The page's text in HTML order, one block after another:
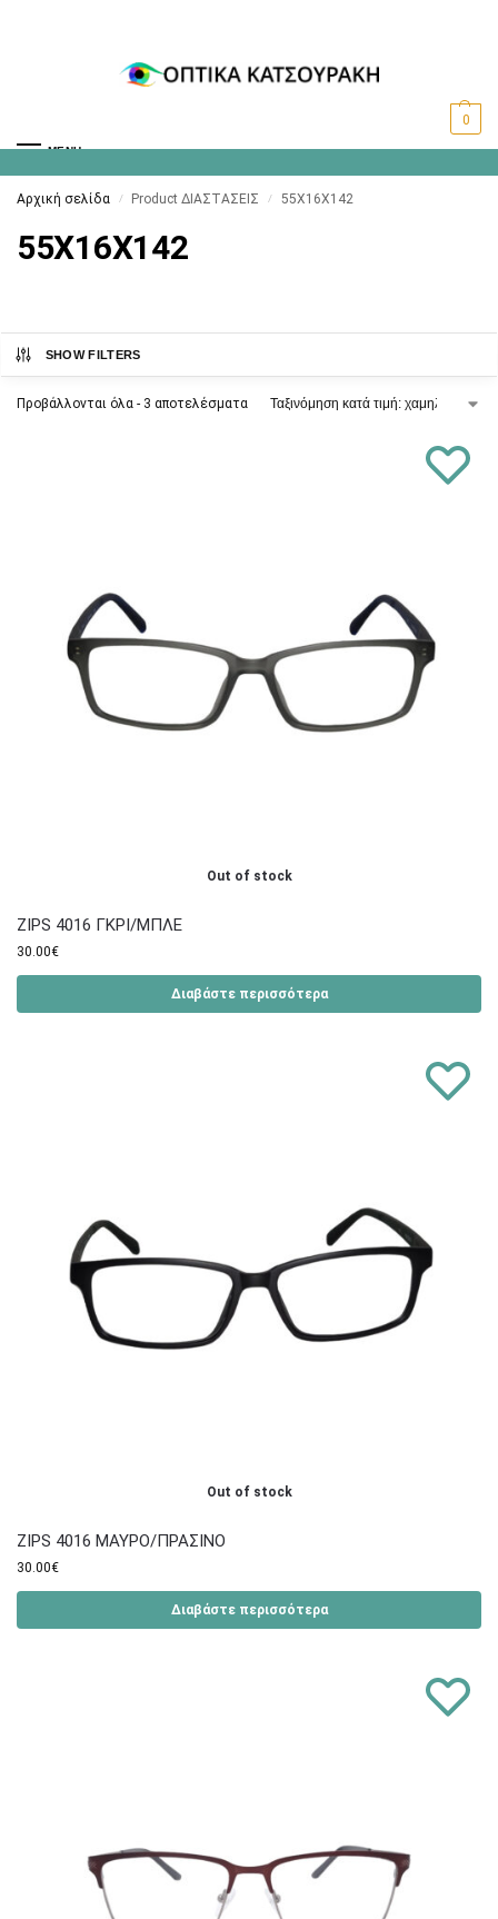
MENU
0
Αρχική σελίδα / Product ΔΙΑΣΤΑΣΕΙΣ / 55X16X142
55X16X142
SHOW FILTERS
Προβάλλονται όλα - 3 αποτελέσματα
Out of stock
ZIPS 4016 ΓΚΡΙ/ΜΠΛΕ
30.00€
Διαβάστε περισσότερα
Out of stock
ZIPS 4016 ΜΑΥΡΟ/ΠΡΑΣΙΝΟ
30.00€
Διαβάστε περισσότερα